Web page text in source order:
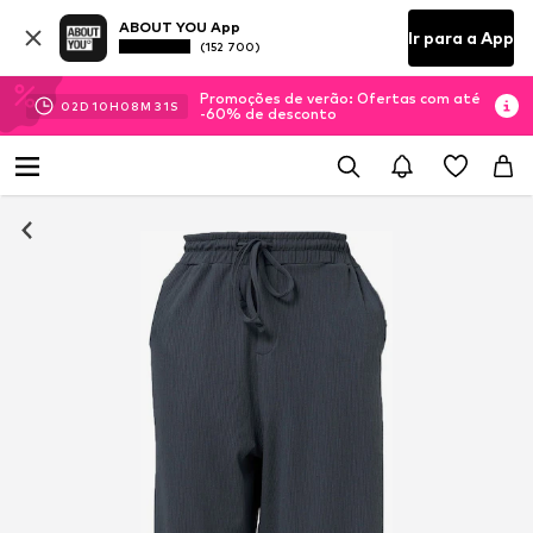
ABOUT YOU App
(152 700) Ir para a App
02D 10H 08M 30S
Promoções de verão: Ofertas com até
-60% de desconto